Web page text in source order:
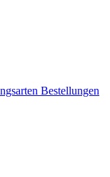
Bestellungen